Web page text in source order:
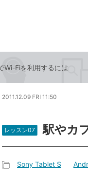
Wi-Fiを利用するには
2011.12.09 FRI 11:50
レッスン07 駅やカ
Sony Tablet S